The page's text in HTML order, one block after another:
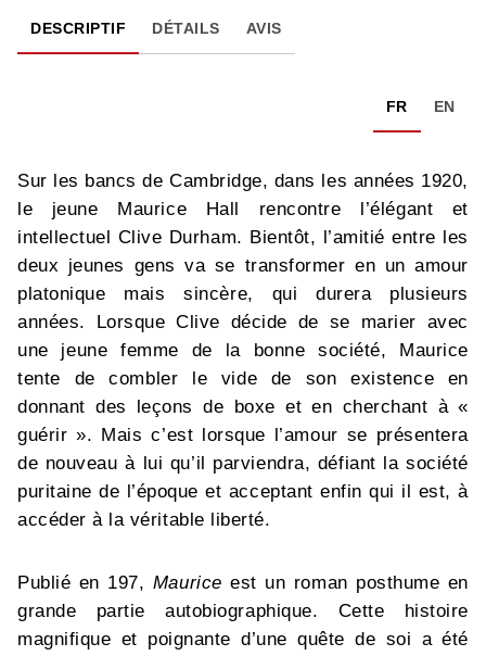
DESCRIPTIF DÉTAILS AVIS
FR EN
Sur les bancs de Cambridge, dans les années 1920,
le jeune Maurice Hall rencontre l’élégant et
intellectuel Clive Durham. Bientôt, l’amitié entre les
deux jeunes gens va se transformer en un amour
platonique mais sincère, qui durera plusieurs
années. Lorsque Clive décide de se marier avec
une jeune femme de la bonne société, Maurice
tente de combler le vide de son existence en
donnant des leçons de boxe et en cherchant à «
guérir ». Mais c’est lorsque l’amour se présentera
de nouveau à lui qu’il parviendra, défiant la société
puritaine de l’époque et acceptant enfin qui il est, à
accéder à la véritable liberté.
Publié en 197, Mauriceest un roman posthume en
grande partie autobiographique. Cette histoire
magnifique et poignante d’une quête de soi a été